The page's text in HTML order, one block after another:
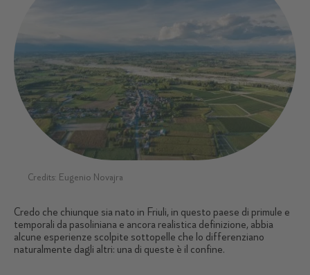
Credits: Eugenio Novajra
Credo che chiunque sia nato in Friuli, in questo paese di primule e
temporali da pasoliniana e ancora realistica definizione, abbia
alcune esperienze scolpite sottopelle che lo differenziano
naturalmente dagli altri: una di queste è il confine.